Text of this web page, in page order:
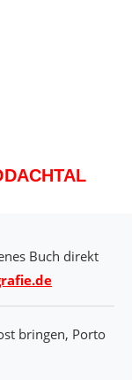
Buch direkt
bringen, Porto